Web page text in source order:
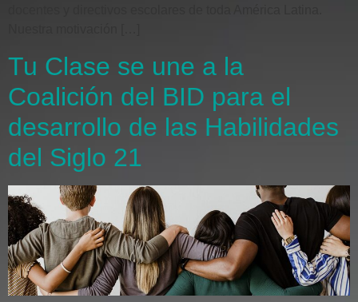
Tu Clase se une a la
Coalición del BID para el
desarrollo de las Habilidades
del Siglo 21